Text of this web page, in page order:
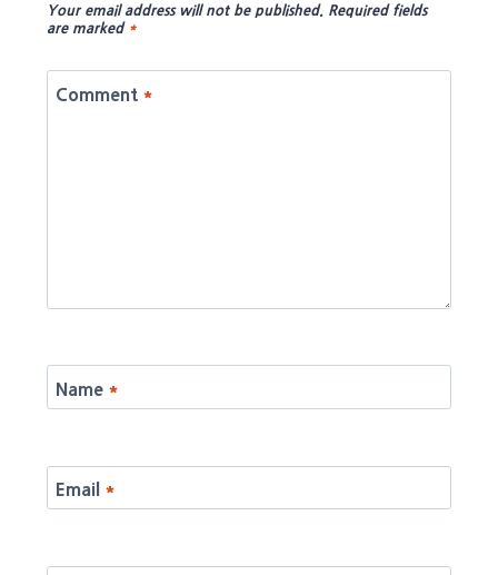
Your email address will not be published. Required fields
are marked *
Comment *
Name *
Email *